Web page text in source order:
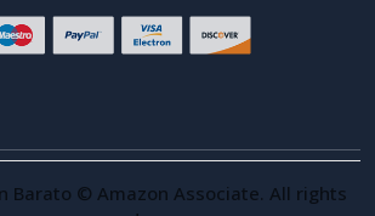
Barato © Amazon Associate. All rights